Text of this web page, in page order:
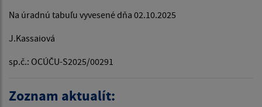
Na úradnú tabuľu vyvesené dňa 02.10.2025
J.Kassaiová
sp.č.: OCÚČU-S2025/00291
Zoznam aktualít: